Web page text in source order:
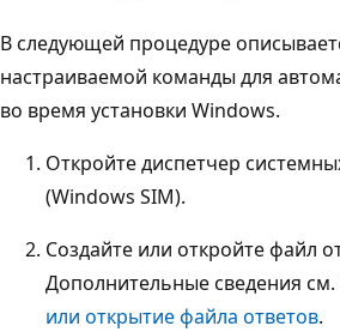
В следующей процедуре
настраиваемой команды для
во время установки Windows.
Откройте диспетчер
(Windows SIM).
Создайте или откройте файл
Дополнительные сведения см.
или открытие файла ответов.